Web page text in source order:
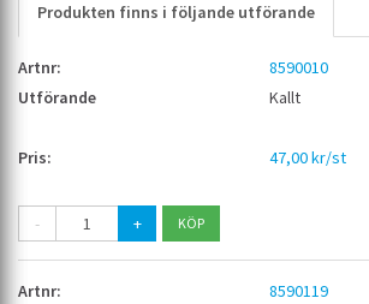
Produkten finns i följande utförande
8590010
Kallt
47,00 kr/st
- +
8590119